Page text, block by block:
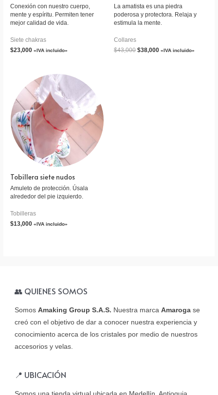
Conexión con nuestro cuerpo,
mente y espíritu. Permiten tener
mejor calidad de vida.
Siete chakras
$23,000 «IVA incluido»
La amatista es una piedra
poderosa y protectora. Relaja y
estimula la mente.
Collares
$43,000 $38,000 «IVA incluido»
Tobillera siete nudos
Amuleto de protección. Úsala
alrededor del pie izquierdo.
Tobilleras
$13,000 «IVA incluido»
👥 QUIENES SOMOS
Somos Amaking Group S.A.S. Nuestra marca Amaroga se
creó con el objetivo de dar a conocer nuestra experiencia y
conocimiento acerca de los cristales por medio de nuestros
accesorios y velas.
📍 UBICACIÓN